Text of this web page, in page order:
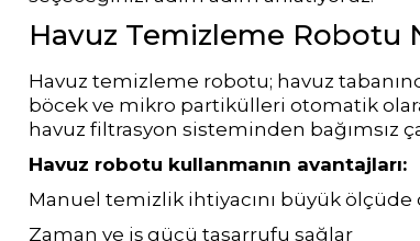
Yosun Önleyici
Havuz Suyu
Parlatıcı
Çöktürücü
Beatbot Havuz
Robotları
Bwt Havuz
Klor Jeneratörü
Otomatik Ph Düşürücü Dozaj Pompası
Zodiac Tuz
Havuz Lambaları
Lamba Yedek
Parçaları
Havuz Filtreleri
Havuz Dip
Emiş Süzgeçleri
Havuz Temizleme Robotu
Havuz temizleme robotu; havuz
böcek ve mikro partikülleri otomatik
havuz filtrasyon sisteminden bağımsız
Havuz robotu kullanmanın avantajları:
Manuel temizlik ihtiyacını büyük ölçüde
Zaman ve iş gücü tasarrufu sağlar